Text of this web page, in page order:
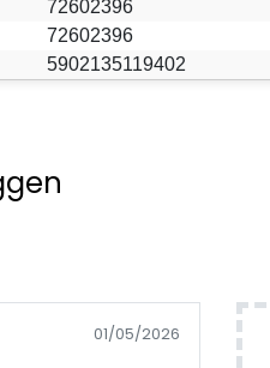
72602396
72602396
5902135119402
01/05/2026